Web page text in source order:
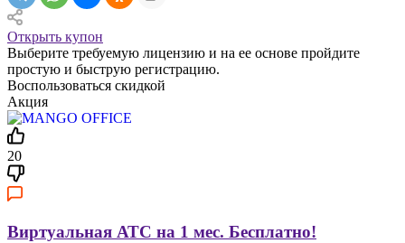
Открыть купон
Выберите требуемую лицензию и на ее основе пройдите
простую и быструю регистрацию.
Воспользоваться скидкой
Акция
20
Виртуальная АТС на 1 мес. Бесплатно!